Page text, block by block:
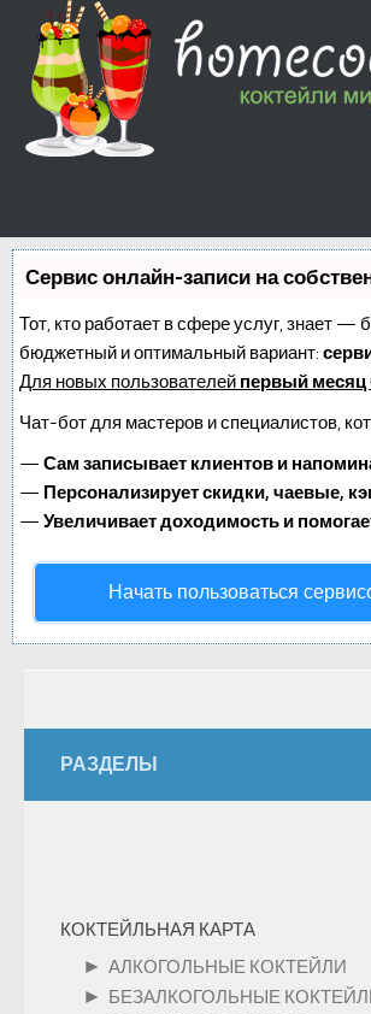
Сервис онлайн-записи на
Тот, кто работает в сфере услуг, знает —
бюджетный и оптимальный вариант:
Для новых пользователей первый месяц
Чат-бот для мастеров и специалистов,
— Сам записывает клиентов и
— Персонализирует скидки, чаевые,
— Увеличивает доходимость и
Начать пользоваться
РАЗДЕЛЫ
КОКТЕЙЛЬНАЯ КАРТА
► АЛКОГОЛЬНЫЕ КОКТЕЙЛИ
► БЕЗАЛКОГОЛЬНЫЕ